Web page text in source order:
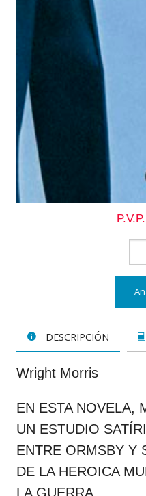
DESCRIPCIÓN
Wright Morris
EN ESTA NOVELA,
UN ESTUDIO
ENTRE ORMSBY Y
DE LA HEROICA
LA GUERRA.